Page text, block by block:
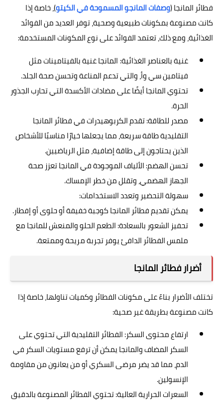
فطائر المانجا (وصفات المانجو المسموحة في الكيتو)، خاصة إذا
كانت مصنوعة بمكونات طبيعية وصحية، توفر العديد من الفوائد
الغذائية، ومع ذلك، تعتمد الفوائد على نوع المكونات المستخدمة:
غنية بالعناصر الغذائية: المانجا غنية بالفيتامينات مثل
فيتامين سي وأ، والتي تدعم المناعة وتحسن صحة الجلد.
تحتوي المانجا أيضًا على مضادات الأكسدة التي تحارب الجذور
الحرة.
مصدر للطاقة: تقدم الكربوهيدرات في فطائر المانجا
التقليدية طاقة سريعة، مما يجعلها خيارًا مناسبًا للأشخاص
الذين يحتاجون إلى طاقة إضافية، مثل الرياضيين.
تحسن الهضم: الألياف الموجودة في المانجا تعزز صحة
الجهاز الهضمي، وتقلل من خطر الإمساك.
سهولة التحضير وتعدد الاستخدامات:
يمكن تقديم فطائر المانجا كوجبة خفيفة أو حلوى أو إفطار.
تحفيز الشعور بالسعادة: الطعم الحلو والمنعش للمانجا مع
ملمس الفطائر الدافئ يوفر تجربة مريحة وممتعة.
أضرار فطائر المانجا
تختلف الأضرار بناءً على مكونات الفطائر وكميات تناولها، خاصة إذا
كانت مصنوعة بطريقة غير صحية:
ارتفاع محتوى السكر: الفطائر التقليدية التي تحتوي على
السكر المضاف والمانجا يمكن أن ترفع مستويات السكر في
الدم، مما قد يضر مرضى السكري أو من يعانون من مقاومة
الإنسولين.
السعرات الحرارية العالية: تحتوي الفطائر المصنوعة بالدقيق